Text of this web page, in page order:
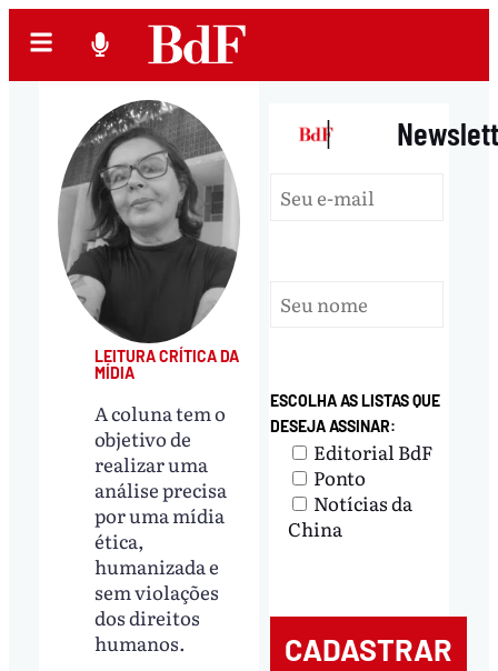
LEITURA CRÍTICA DA
MÍDIA
A coluna tem o
objetivo de
realizar uma
análise precisa
por uma mídia
ética,
humanizada e
sem violações
dos direitos
humanos.
|
ESCOLHA AS LISTAS QUE
DESEJA ASSINAR:
Editorial BdF
Ponto
Notícias da
China